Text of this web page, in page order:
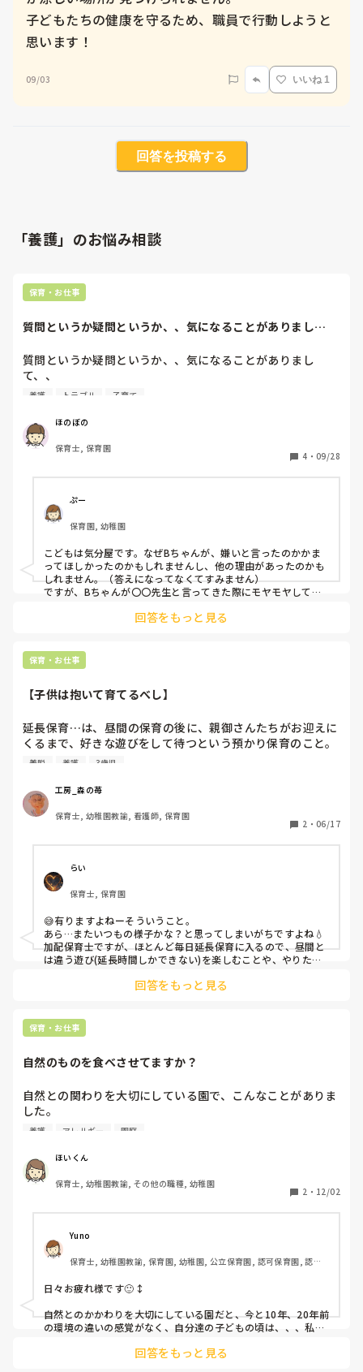
子どもたちの健康を守るため、職員で行動しようと
思います！
09/03 いいね 1
回答を投稿する
「養護」のお悩み相談
保育・お仕事
質問というか疑問というか、、気になることがありまし
質問というか疑問というか、、気になることがありまし
て、、
私の園に母子家庭育ちのAちゃん、そして、両親はいるが、
いの末っ子Bちゃんがいます。Aちゃんは、とても気が強く
喧嘩っ早い女の子。乱暴な言葉も怒るとすぐに使ってしまっ
たり、おしゃべり好きで話が止まらず、お集まりでもすぐに
す。しかし、根は純粋な子で優しい心も持ってます。Bちゃ
んは隣のクラスで、私とはあまり関わりがありませんが、ま
せてるのか、擦れているのか、口癖は「保育園めんどくさ
い」の子です。この子も沸点が低くよく怒るがAちゃんより
は乱暴な言葉は使わないイメージです。そんな、AちゃんB
ちゃんは年長同士で、よく一緒に遊ぶことが多く、仲良しで
す。
私は見た目も童顔ということもあり、経験年数も4年目とい
なめられています。　そのため、A.Bちゃんどちらも注意し
ある日のこと、私がふたりのいる部屋で一緒に過ごしている
ときのこと、急にBちゃんが、「B、〇〇先生きらい、だか
ました。私はイラッとしたのですが、ぐっとこらえ、「え、
いもん、男みたいやもん、だからキモい、あっち行って」と
再び言われてしまいました。さすがのわたしも限界でした
が、再びグッとこらえて、「え、なんで、いいじゃん、黒で
ちゃんのこと好きだからここおるもん」と笑顔で返しまし
た。しかしBちゃんは再び「きもい、あっちいって」と言っ
てきたので、さすがにもう、限界を超え、「わかった、じゃ
更に言ってきたので、「わかった、もう、何もしないから、
離れとく」と少し、引きつった顔でいうと、横にいたAちゃ
んが、「え、キモくないよ」と何か察したのかフォローする
ように言ってくれました。その後Bちゃんがいなくなったあ
と、Aちゃんがこっそり小声で「ほんとに先生Bちゃんから
離れるの？Bちゃんが、困っても？」と言ってきたのです。
このAちゃんの発言から、AちゃんなりにBちゃんを見捨てな
いでと言っているような気がしました。そのため、「いや、
先生はBちゃんが本当に言ってるわけじゃないと思うから、
こと嫌ってるなら離れたほうがいいかもね」「でも、先生は
みんなのこと大好きだから離れたくないけどな」というと、
Aちゃんが確かめるように、「嘘やん、うちのこと嫌いや
ろ？」と言ってきたので、「そんなことないよ大好きよ」と
と掴んで、しばらく私のそばにいました。
用事がすみ、戻ってきたBちゃん、私はまだ、モヤモヤして
先生〜」と打って変わってぺったりくっついてきました。し
かし、さっきの発言を反省してもらいたかったので、「え？
さっき離れてっていったやん？」というと、悔しさなのか、
気まずさなのか、照れなのか、私の肩にツバを吐いたので
にこれは先生も起こるよ。ここ拭いて。していいことといけ
ないことがあるよね」B「やだー」私「拭いて」B「やだ
ー」私「じゃ、ティッシュとるから、はい、これで拭いて」
B「わかったよ、はいっ、拭いた」と、めんどくさそうにや
っと拭いたのです。これに私は他の先生に聞いてもらいた
く、あとからやってきたC先生に「聞いてください、Bちゃ
んが、こういうことを言って、、、挙げ句の果にはつばをは
いたんですよ？どう思います？」とわざとBちゃんの前で、
話すと、Bちゃんは気まずそうに下を向きました。その後C
養護 トラブル 子育て
ほのぼの
保育士, 保育園
4 ・ 09/28
ぷー
保育園, 幼稚園
こどもは気分屋です。なぜBちゃんが、嫌いと言ったのかかま
ってほしかったのかもしれませんし、他の理由があったのかも
しれません。（答えになってなくてすみません）
ですが、Bちゃんが〇〇先生と言ってきた際にモヤモヤしてて
突き放すような言葉を言うべきではないと感じました！！
そして、目の前で他の先生に事情を話す、、
更に他の先生がきて、怒られる、、
てはいけません。
さっきはさっきです。発言を反省してもらいたいと思ってるの
なら、「そんなことないよ大好きよ」の時に言っていいことい
けないことがあること、嫌いと言われてほのぼのさんがどうい
う気持ちになったのか話すと良かったのかもしれませんよね。
ら、Bちゃんが〇〇先生っきてくれて嬉しいなとか突き放すの
ではなく受け入れてあげてたら、つばを吐くこともなかったの
ではないでしょうか？
気分屋はどっちでしょうか？
ろ、、素直に嬉しいですよね(^o^)
回答をもっと見る
保育・お仕事
【子供は抱いて育てるべし】
延長保育…は、昼間の保育の後に、親御さんたちがお迎えに
くるまで、好きな遊びをして待つという預かり保育のこと。
うちの園では幼児さんたちは、園庭で遊びます。
先日、年中のさぁちゃんが、テラスで点呼を終わっても動か
なかったので、
私「遊ぼうよ。ご機嫌斜めかな？抱っこしよっか。おんぶが
さぁ「いや💢」
さぁちゃんは癇癪持ちなので、様子見を見てた。それでも、
ずっとテラスに座ったまま。その後も数回、何もいわずに隣
に座ってみた。怖い顔をしている…。
20分経過。
私「抱っこしたい〜」と、さぁちゃんをぎゅ〜した。そした
さらにあわてて乳児の先生に
私「さぁちゃん、38.9°！」
こうよ」「えずいてない？(吐き気はない？)」「大丈夫？」
保護者さんとはすぐに連絡が取れたらしくて…お迎えはすぐ
でした。
いけないという出来事でした。
着脱 養護 3歳児
工房_森の苺
保育士, 幼稚園教諭, 看護師, 保育園
2 ・ 06/17
らい
保育士, 保育園
😅有りますよねーそういうこと。
あら…またいつもの様子かな？と思ってしまいがちですよね💧
加配保育士ですが、ほとんど毎日延長保育に入るので、昼間と
は違う遊び(延長時間しかできない)を楽しむことや、やりたい
なので、ヘソを曲げてもゆっくりと関わりたい。
なので「触れ合うこと」大切ですよね。
回答をもっと見る
保育・お仕事
自然のものを食べさせてますか？
自然との関わりを大切にしている園で、こんなことがありま
した。
草、木の実、花の蜜などを摘んだり拾ったりして口に入れて
いました。
た椎の実をフライパンで炒って食べたりしています。
これって衛生的にどうなのでしょうか？
もしかしたら椎の実の中に虫が死んでいるかもしれない、も
しかしたら花びらにネコがおしっこをしていたかもしれな
い・・・なんていうのは考えすぎでしょうか？
ば園児に食べさせてはいけない・・・と言われていました。
養護 アレルギー 園庭
ほいくん
保育士, 幼稚園教諭, その他の職種, 幼稚園
2 ・ 12/02
Yuno
保育士, 幼稚園教諭, 保育園, 幼稚園, 公立保育園, 認可保育園, 認
保育, 託児所, 児童発達支援施設, 小規模認可保育園
日々お疲れ様です🙂‍↕️
自然とのかかわりを大切にしている園だと、今と10年、20年前
の環境の違いの感覚がなく、自分達の子どもの頃は、、、私が
がちになるかなぁと思います。
回答をもっと見る